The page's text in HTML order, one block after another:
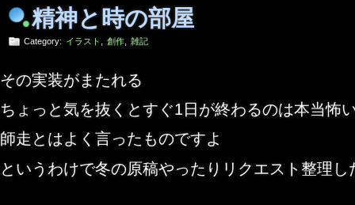
精神と時の部屋
Category: イラスト 創作 雑記
その実装がまたれる
ちょっと気を抜くとすぐ1日が終わるのは本当怖
師走とはよく言ったものですよ
というわけで冬の原稿やったりリクエスト整理